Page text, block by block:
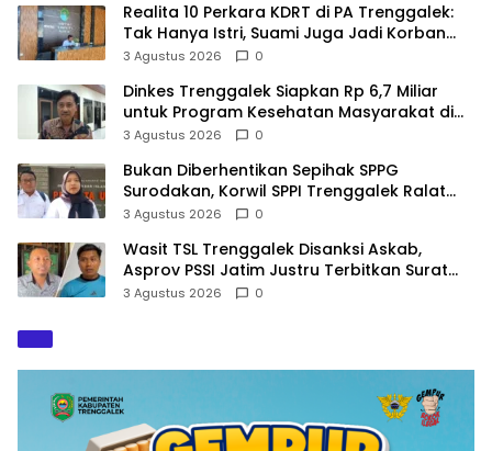
Realita 10 Perkara KDRT di PA Trenggalek:
Tak Hanya Istri, Suami Juga Jadi Korban
Kekerasan
3 Agustus 2026 0
Dinkes Trenggalek Siapkan Rp 6,7 Miliar
untuk Program Kesehatan Masyarakat di
2027
3 Agustus 2026 0
Bukan Diberhentikan Sepihak SPPG
Surodakan, Korwil SPPI Trenggalek Ralat
Pernyataan Soal Permata Umat Tolak MBG
3 Agustus 2026 0
Wasit TSL Trenggalek Disanksi Askab,
Asprov PSSI Jatim Justru Terbitkan Surat
Tugas di Hari yang Sama
3 Agustus 2026 0